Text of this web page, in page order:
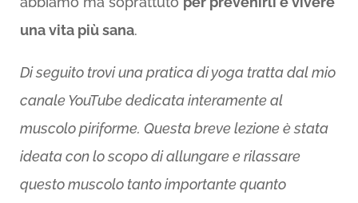
una vita più sana.
Di seguito trovi una pratica di yoga tratta dal mio
canale YouTube dedicata interamente al
muscolo piriforme. Questa breve lezione è stata
ideata con lo scopo di allungare e rilassare
questo muscolo tanto importante quanto